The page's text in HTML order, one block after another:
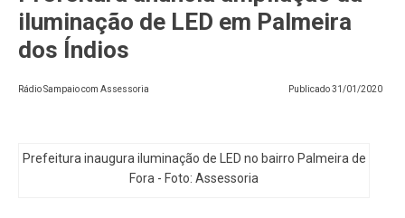
iluminação de LED em Palmeira
dos Índios
Rádio Sampaio com Assessoria Publicado31/01/2020
Prefeitura inaugura iluminação de LED no bairro Palmeira de
Fora - Foto: Assessoria